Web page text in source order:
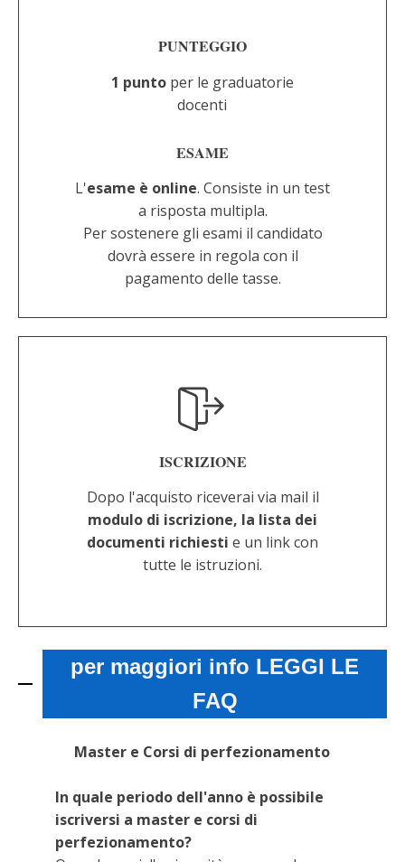
PUNTEGGIO
1 punto per le graduatorie
docenti
ESAME
L'esame è online. Consiste in un test
a risposta multipla.
Per sostenere gli esami il candidato
dovrà essere in regola con il
pagamento delle tasse.
ISCRIZIONE
Dopo l'acquisto riceverai via mail il
modulo di iscrizione, la lista dei
documenti richiesti e un link con
tutte le istruzioni.
per maggiori info LEGGI LE
FAQ
Master e Corsi di perfezionamento
In quale periodo dell'anno è possibile
iscriversi a master e corsi di
perfezionamento?